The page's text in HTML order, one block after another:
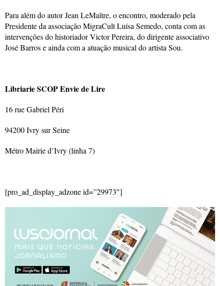
Para além do autor Jean LeMaître, o encontro, moderado pela
Presidente da associação MigraCult Luísa Semedo, conta com as
intervenções do historiador Victor Pereira, do dirigente associativo
José Barros e ainda com a atuação musical do artista Sou.
Libriarie SCOP Envie de Lire
16 rue Gabriel Péri
94200 Ivry sur Seine
Métro Mairie d’Ivry (linha 7)
[pro_ad_display_adzone id=”29973″]